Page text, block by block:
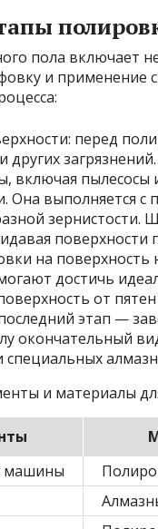
пола включает
и применение
перед
других
включая
Она выполняется
зернистости.
поверхности
на поверхность
достичь
от
этап —
окончательный
специальных
и материалы
машины